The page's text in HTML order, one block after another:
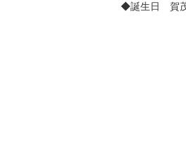
◆誕生日 賀茂